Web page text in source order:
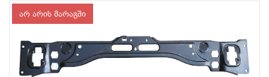
არ არის მარაგში